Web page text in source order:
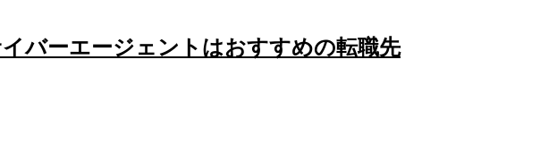
イバーエージェントはおすすめの転職先